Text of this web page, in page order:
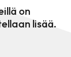
on
lisää.